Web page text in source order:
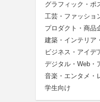
グラフィック・ポ
工芸・ファッショ
プロダクト・商品
建築・インテリア
ビジネス・アイデ
デジタル・Web・
音楽・エンタメ・
学生向け